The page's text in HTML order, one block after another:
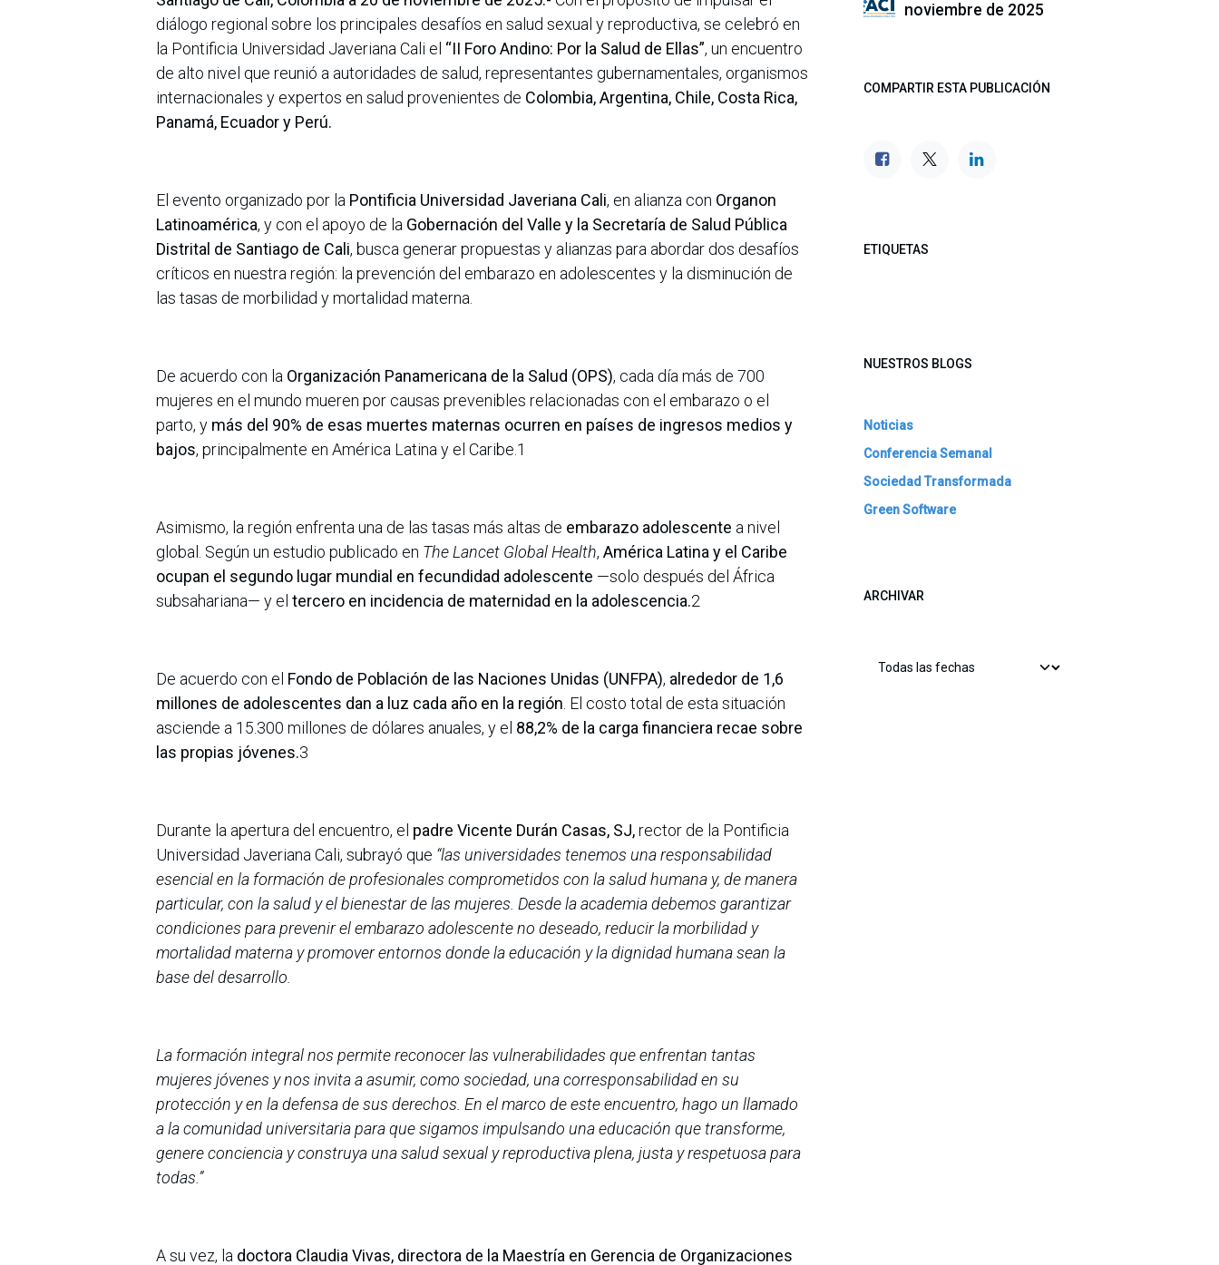
diálogo regional sobre los principales desafíos en salud sexual y reproductiva, se celebró en
la Pontificia Universidad Javeriana Cali el “II Foro Andino: Por la Salud de Ellas”, un encuentro
de alto nivel que reunió a autoridades de salud, representantes gubernamentales, organismos
internacionales y expertos en salud provenientes de Colombia, Argentina, Chile, Costa Rica,
Panamá, Ecuador y Perú.
El evento organizado por la Pontificia Universidad Javeriana Cali, en alianza con Organon
Latinoamérica, y con el apoyo de la Gobernación del Valle y la Secretaría de Salud Pública
Distrital de Santiago de Cali, busca generar propuestas y alianzas para abordar dos desafíos
críticos en nuestra región: la prevención del embarazo en adolescentes y la disminución de
las tasas de morbilidad y mortalidad materna.
De acuerdo con la Organización Panamericana de la Salud (OPS), cada día más de 700
mujeres en el mundo mueren por causas prevenibles relacionadas con el embarazo o el
parto, y más del 90% de esas muertes maternas ocurren en países de ingresos medios y
bajos, principalmente en América Latina y el Caribe.1
Asimismo, la región enfrenta una de las tasas más altas de embarazo adolescente a nivel
global. Según un estudio publicado en The Lancet Global Health, América Latina y el Caribe
ocupan el segundo lugar mundial en fecundidad adolescente —solo después del África
subsahariana— y el tercero en incidencia de maternidad en la adolescencia.2
De acuerdo con el Fondo de Población de las Naciones Unidas (UNFPA), alrededor de 1,6
millones de adolescentes dan a luz cada año en la región . El costo total de esta situación
asciende a 15.300 millones de dólares anuales, y el 88,2% de la carga financiera recae sobre
las propias jóvenes.3
Durante la apertura del encuentro, el padre Vicente Durán Casas, SJ,rector de la Pontificia
Universidad Javeriana Cali, subrayó que “las universidades tenemos una responsabilidad
esencial en la formación de profesionales comprometidos con la salud humana y, de manera
particular, con la salud y el bienestar de las mujeres. Desde la academia debemos garantizar
condiciones para prevenir el embarazo adolescente no deseado, reducir la morbilidad y
mortalidad materna y promover entornos donde la educación y la dignidad humana sean la
base del desarrollo.
La formación integral nos permite reconocer las vulnerabilidades que enfrentan tantas
mujeres jóvenes y nos invita a asumir, como sociedad, una corresponsabilidad en su
protección y en la defensa de sus derechos. En el marco de este encuentro, hago un llamado
a la comunidad universitaria para que sigamos impulsando una educación que transforme,
genere conciencia y construya una salud sexual y reproductiva plena, justa y respetuosa para
todas.”
A su vez, la doctora Claudia Vivas, directora de la Maestría en Gerencia de Organizaciones
noviembre de 2025
COMPARTIR ESTA PUBLICACIÓN
ETIQUETAS
NUESTROS BLOGS
Noticias
Conferencia Semanal
Sociedad Transformada
Green Software
ARCHIVAR